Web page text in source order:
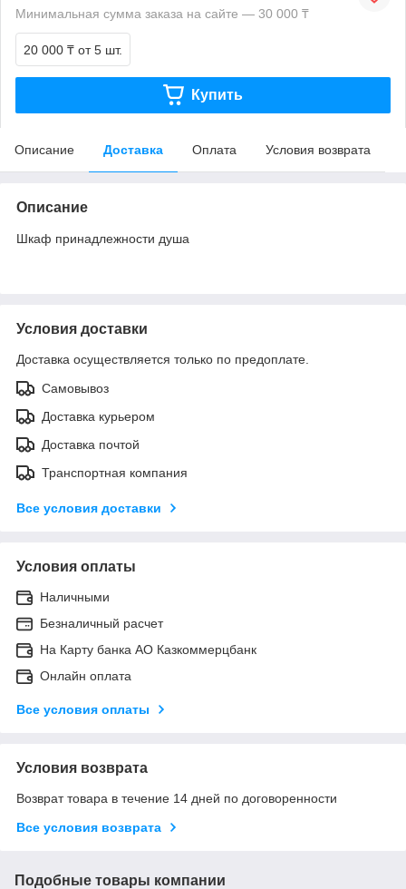
Минимальная сумма заказа на сайте — 30 000 ₸
20 000 ₸ от 5 шт.
Купить
Описание Доставка Оплата Условия возврата
Описание
Шкаф принадлежности душа
Условия доставки
Доставка осуществляется только по предоплате.
Самовывоз
Доставка курьером
Доставка почтой
Транспортная компания
Все условия доставки
Условия оплаты
Наличными
Безналичный расчет
На Карту банка АО Казкоммерцбанк
Онлайн оплата
Все условия оплаты
Условия возврата
Возврат товара в течение 14 дней по договоренности
Все условия возврата
Подобные товары компании